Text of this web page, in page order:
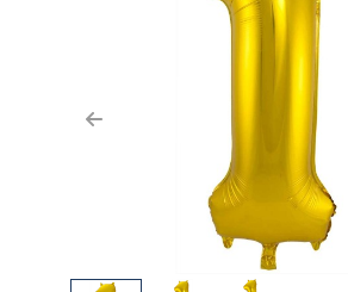
Previous